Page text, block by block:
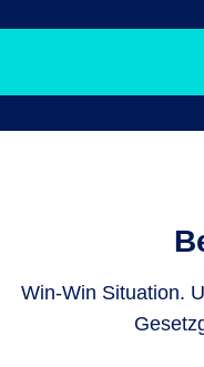
Win-Win Situation.